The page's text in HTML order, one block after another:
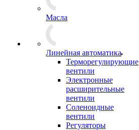
Масла
Линейная автоматика
Терморегулирующие
вентили
Электронные
расширительные
вентили
Соленоидные
вентили
Регуляторы